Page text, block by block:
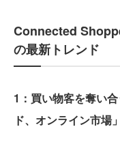
Connected
の最新トレンド
1：買い物客を奪い
ド、オンライン市場」